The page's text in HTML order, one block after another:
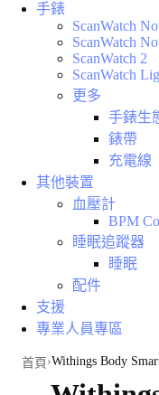
手錶
ScanWatch
ScanWatch
ScanWatch 2
ScanWatch
更多
手錶生
錶帶
充電線
其他裝置
血壓計
BPM
睡眠追蹤器
睡眠
配件
支援
專業人員專區
首頁 Withings Body